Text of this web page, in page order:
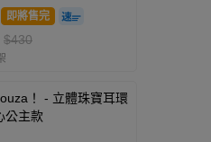
即將售完
$430
！ - 立體珠寶耳環
公主款